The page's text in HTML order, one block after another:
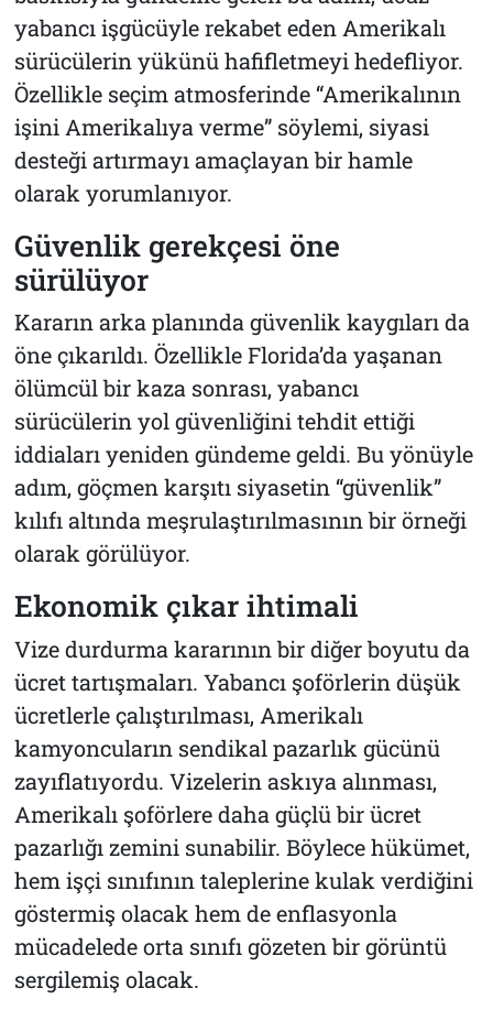
yabancı işgücüyle rekabet eden Amerikalı
sürücülerin yükünü hafifletmeyi hedefliyor.
Özellikle seçim atmosferinde “Amerikalının
işini Amerikalıya verme” söylemi, siyasi
desteği artırmayı amaçlayan bir hamle
olarak yorumlanıyor.
Güvenlik gerekçesi öne
sürülüyor
Kararın arka planında güvenlik kaygıları da
öne çıkarıldı. Özellikle Florida’da yaşanan
ölümcül bir kaza sonrası, yabancı
sürücülerin yol güvenliğini tehdit ettiği
iddiaları yeniden gündeme geldi. Bu yönüyle
adım, göçmen karşıtı siyasetin “güvenlik”
kılıfı altında meşrulaştırılmasının bir örneği
olarak görülüyor.
Ekonomik çıkar ihtimali
Vize durdurma kararının bir diğer boyutu da
ücret tartışmaları. Yabancı şoförlerin düşük
ücretlerle çalıştırılması, Amerikalı
kamyoncuların sendikal pazarlık gücünü
zayıflatıyordu. Vizelerin askıya alınması,
Amerikalı şoförlere daha güçlü bir ücret
pazarlığı zemini sunabilir. Böylece hükümet,
hem işçi sınıfının taleplerine kulak verdiğini
göstermiş olacak hem de enflasyonla
mücadelede orta sınıfı gözeten bir görüntü
sergilemiş olacak.